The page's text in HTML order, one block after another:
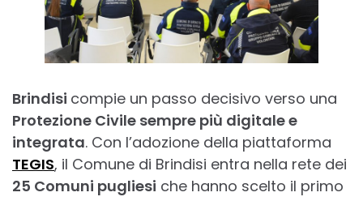
Brindisi compie un passo decisivo verso una
Protezione Civile sempre più digitale e
integrata. Con l’adozione della piattaforma
TEGIS, il Comune di Brindisi entra nella rete dei
25 Comuni pugliesi che hanno scelto il primo